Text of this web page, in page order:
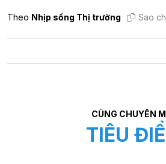
Theo Nhịp sống Thị trường Sao
CÙNG CHUYÊN
TIÊU